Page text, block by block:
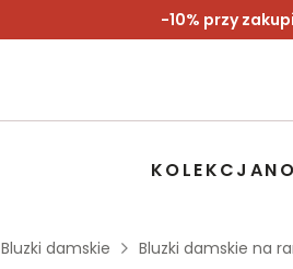
-10% przy
KOLEKCJA
Bluzki damskie Bluzki damskie na